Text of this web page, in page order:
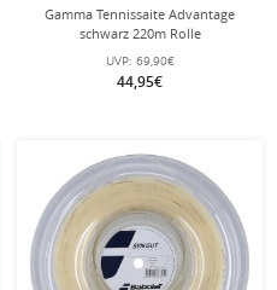
Gamma Tennissaite Advantage
schwarz 220m Rolle
UVP: 69,90€
44,95€